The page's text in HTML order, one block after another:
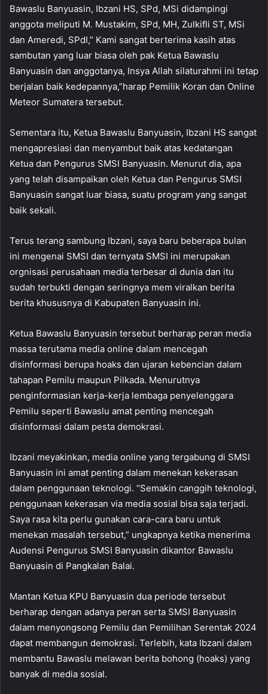
Bawaslu Banyuasin, Ibzani HS, SPd, MSi didampingi
anggota meliputi M. Mustakim, SPd, MH, Zulkifli ST, MSi
dan Ameredi, SPdI,” Kami sangat berterima kasih atas
sambutan yang luar biasa oleh pak Ketua Bawaslu
Banyuasin dan anggotanya, Insya Allah silaturahmi ini tetap
berjalan baik kedepannya,”harap Pemilik Koran dan Online
Meteor Sumatera tersebut.
Sementara itu, Ketua Bawaslu Banyuasin, Ibzani HS sangat
mengapresiasi dan menyambut baik atas kedatangan
Ketua dan Pengurus SMSI Banyuasin. Menurut dia, apa
yang telah disampaikan oleh Ketua dan Pengurus SMSI
Banyuasin sangat luar biasa, suatu program yang sangat
baik sekali.
Terus terang sambung Ibzani, saya baru beberapa bulan
ini mengenai SMSI dan ternyata SMSI ini merupakan
orgnisasi perusahaan media terbesar di dunia dan itu
sudah terbukti dengan seringnya mem viralkan berita
berita khususnya di Kabupaten Banyuasin ini.
Ketua Bawaslu Banyuasin tersebut berharap peran media
massa terutama media online dalam mencegah
disinformasi berupa hoaks dan ujaran kebencian dalam
tahapan Pemilu maupun Pilkada. Menurutnya
penginformasian kerja-kerja lembaga penyelenggara
Pemilu seperti Bawaslu amat penting mencegah
disinformasi dalam pesta demokrasi.
Ibzani meyakinkan, media online yang tergabung di SMSI
Banyuasin ini amat penting dalam menekan kekerasan
dalam penggunaan teknologi. “Semakin canggih teknologi,
penggunaan kekerasan via media sosial bisa saja terjadi.
Saya rasa kita perlu gunakan cara-cara baru untuk
menekan masalah tersebut,” ungkapnya ketika menerima
Audensi Pengurus SMSI Banyuasin dikantor Bawaslu
Banyuasin di Pangkalan Balai.
Mantan Ketua KPU Banyuasin dua periode tersebut
berharap dengan adanya peran serta SMSI Banyuasin
dalam menyongsong Pemilu dan Pemilihan Serentak 2024
dapat membangun demokrasi. Terlebih, kata Ibzani dalam
membantu Bawaslu melawan berita bohong (hoaks) yang
banyak di media sosial.